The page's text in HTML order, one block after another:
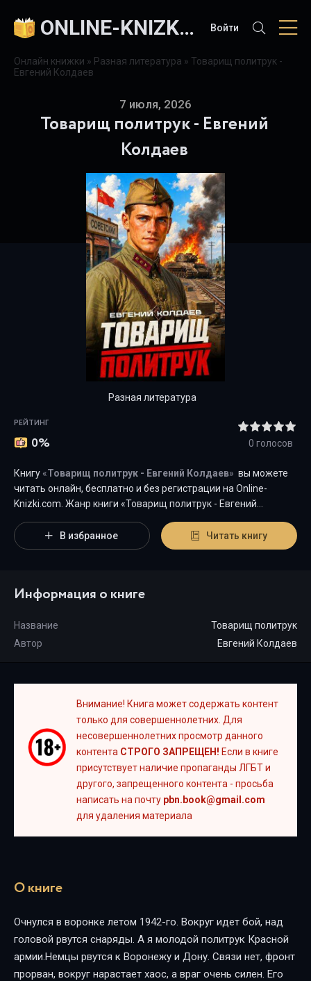
ONLINE-KNIZKI.COM Войти
Онлайн книжки » Разная литература » Товарищ политрук -
Евгений Колдаев
Товарищ политрук - Евгений
Колдаев
7 июля, 2026
Разная литература
РЕЙТИНГ
0% 0 голосов
Книгу «Товарищ политрук - Евгений Колдаев» вы можете
читать онлайн, бесплатно и без регистрации на Оnline-
Knizki.com. Жанр книги «Товарищ политрук - Евгений
популярным жанром для современного читателя, а книга
"Товарищ политрук" от автора Евгений Колдаев занимает
В избранное Читать книгу
Информация о книге
Название
Товарищ политрук
Автор
Евгений Колдаев
Внимание! Книга может содержать контент
только для совершеннолетних. Для
несовершеннолетних просмотр данного
контента СТРОГО ЗАПРЕЩЕН! Если в книге
присутствует наличие пропаганды ЛГБТ и
другого, запрещенного контента - просьба
написать на почту pbn.book@gmail.com
для удаления материала
О книге
Очнулся в воронке летом 1942-го. Вокруг идет бой, над
головой рвутся снаряды. А я молодой политрук Красной
армии.Немцы рвутся к Воронежу и Дону. Связи нет, фронт
прорван, вокруг нарастает хаос, а враг очень силен. Его